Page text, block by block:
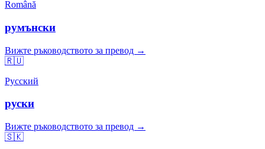
Română
румънски
Вижте ръководството за превод →
🇷🇺
Русский
руски
Вижте ръководството за превод →
🇸🇰